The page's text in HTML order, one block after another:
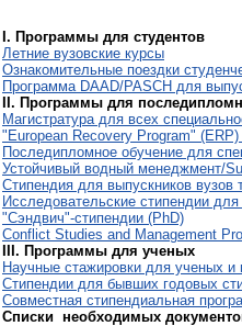
I. Программы для студентов
Летние вузовские курсы
Ознакомительные поездки
Программа DAAD/PASCH для
II. Программы для
Магистратура для всех
"European Recovery Program"
Последипломное обучение для
Устойчивый водный менеджмент/
Стипендия для выпускников вузов
Исследовательские стипендии
"Сэндвич"-стипендии (PhD)
Conflict Studies and Management
III. Программы для ученых
Научные стажировки для ученых и
Стипендии для бывших годовых
Совместная стипендиальная
Списки необходимых